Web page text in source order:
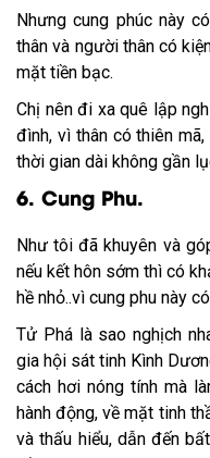
Nhưng cung phúc này
thân và người thân có
mặt tiền bạc.
Chị nên đi xa quê lập
đình, vì thân có thiên
thời gian dài không gần
6. Cung Phu.
Như tôi đã khuyên và
nếu kết hôn sớm thì có
hề nhỏ..vì cung phu này
Tử Phá là sao nghịch
gia hội sát tinh Kình
cách hơi nóng tính mà
hành động, về mặt tinh
và thấu hiểu, dẫn đến